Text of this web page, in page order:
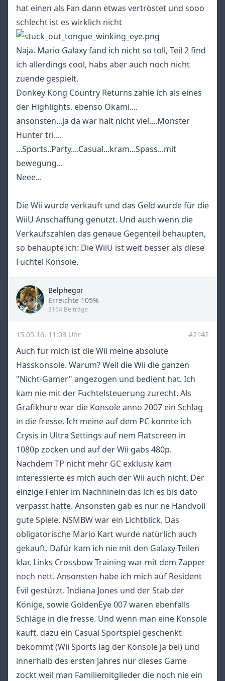
hat einen als Fan dann etwas vertröstet und sooo
schlecht ist es wirklich nicht
Naja. Mario Galaxy fand ich nicht so toll, Teil 2 find
ich allerdings cool, habs aber auch noch nicht
zuende gespielt.
Donkey Kong Country Returns zähle ich als eines
der Highlights, ebenso Okami....
ansonsten...ja da war halt nicht viel....Monster
Hunter tri....
...Sports..Party....Casual...kram...Spass...mit
bewegung...
Neee...
Die Wii wurde verkauft und das Geld wurde für die
WiiU Anschaffung genutzt. Und auch wenn die
Verkaufszahlen das genaue Gegenteil behaupten,
so behaupte ich: Die WiiU ist weit besser als diese
Fuchtel Konsole.
Belphegor
Title
Erreichte 105%
3164 Beiträge
15.05.16, 11:03 Uhr #2142
Auch für mich ist die Wii meine absolute
Hasskonsole. Warum? Weil die Wii die ganzen
"Nicht-Gamer" angezogen und bedient hat. Ich
kam nie mit der Fuchtelsteuerung zurecht. Als
Grafikhure war die Konsole anno 2007 ein Schlag
in die fresse. Ich meine auf dem PC konnte ich
Crysis in Ultra Settings auf nem Flatscreen in
1080p zocken und auf der Wii gabs 480p.
Nachdem TP nicht mehr GC exklusiv kam
interessierte es mich auch der Wii auch nicht. Der
einzige Fehler im Nachhinein das ich es bis dato
verpasst hatte. Ansonsten gab es nur ne Handvoll
gute Spiele. NSMBW war ein Lichtblick. Das
obligatorische Mario Kart wurde natürlich auch
gekauft. Dafür kam ich nie mit den Galaxy Teilen
klar. Links Crossbow Training war mit dem Zapper
noch nett. Ansonsten habe ich mich auf Resident
Evil gestürzt. Indiana Jones und der Stab der
Könige, sowie GoldenEye 007 waren ebenfalls
Schläge in die fresse. Und wenn man eine Konsole
kauft, dazu ein Casual Sportspiel geschenkt
bekommt (Wii Sports lag der Konsole ja bei) und
innerhalb des ersten Jahres nur dieses Game
zockt weil man Familiemitglieder die noch nie ein